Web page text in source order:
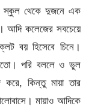
স্কুল থেকে দুজনে এক
আদি কলেজের সবচেয়ে
বয় হিসেবে চিনে।
পরি বললে ও ভুল
করে, কিন্তু মায়া তার
মায়াও আদিকে